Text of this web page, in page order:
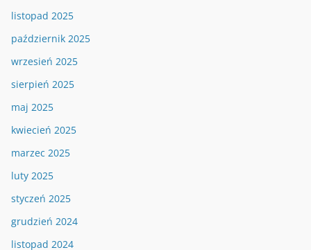
listopad 2025
październik 2025
wrzesień 2025
sierpień 2025
maj 2025
kwiecień 2025
marzec 2025
luty 2025
styczeń 2025
grudzień 2024
listopad 2024